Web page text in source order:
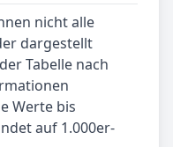
nicht alle
dargestellt
Tabelle nach
Werte bis
auf 1.000er-